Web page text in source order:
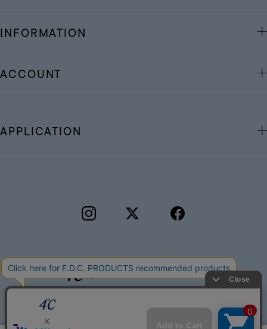
INFORMATION
ACCOUNT
APPLICATION